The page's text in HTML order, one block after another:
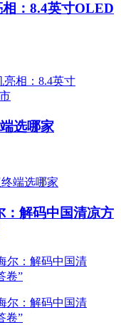
：8.4英寸OLED
选哪家
：解码中国清凉方